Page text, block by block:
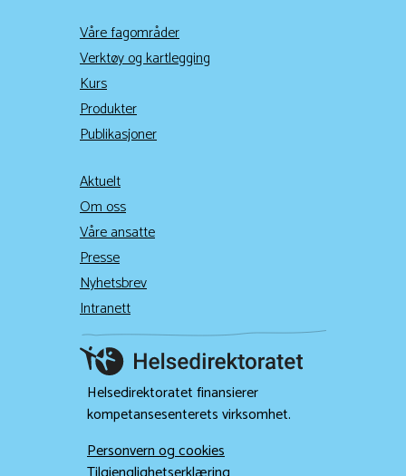
Våre fagområder
Verktøy og kartlegging
Kurs
Produkter
Publikasjoner
Aktuelt
Om oss
Våre ansatte
Presse
Nyhetsbrev
Intranett
Helsedirektoratet finansierer
kompetansesenterets virksomhet.
Personvern og cookies